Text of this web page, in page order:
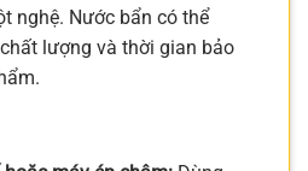
nghệ. Nước bẩn có thể
lượng và thời gian bảo